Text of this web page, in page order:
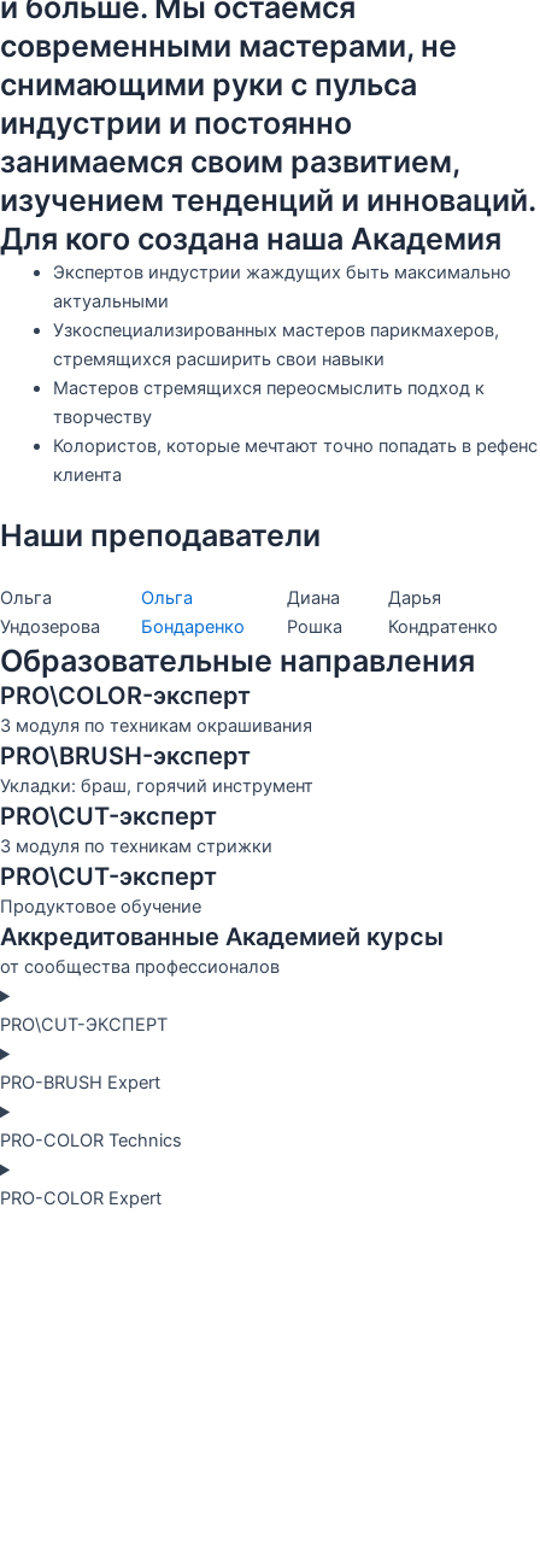
и больше. Мы остаемся
современными мастерами, не
снимающими руки с пульса
индустрии и постоянно
занимаемся своим развитием,
изучением тенденций и инноваций.
Для кого создана наша Академия
Экспертов индустрии жаждущих быть максимально
актуальными
Узкоспециализированных мастеров парикмахеров,
стремящихся расширить свои навыки
Мастеров стремящихся переосмыслить подход к
творчеству
Колористов, которые мечтают точно попадать в рефенс
клиента
Наши преподаватели
Ольга
Ундозерова
Ольга
Бондаренко
Диана
Рошка
Дарья
Кондратенко
Образовательные направления
PRO\COLOR-эксперт
3 модуля по техникам окрашивания
PRO\BRUSH-эксперт
Укладки: браш, горячий инструмент
PRO\CUT-эксперт
3 модуля по техникам стрижки
PRO\CUT-эксперт
Продуктовое обучение
Аккредитованные Академией курсы
от сообщества профессионалов
PRO\CUT-ЭКСПЕРТ
PRO-BRUSH Expert
PRO-COLOR Technics
PRO-COLOR Expert